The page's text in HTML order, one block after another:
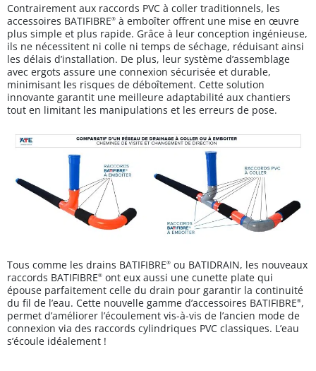
Contrairement aux raccords PVC à coller traditionnels, les
accessoires BATIFIBRE® à emboîter offrent une mise en œuvre
plus simple et plus rapide. Grâce à leur conception ingénieuse,
ils ne nécessitent ni colle ni temps de séchage, réduisant ainsi
les délais d’installation. De plus, leur système d’assemblage
avec ergots assure une connexion sécurisée et durable,
minimisant les risques de déboîtement. Cette solution
innovante garantit une meilleure adaptabilité aux chantiers
tout en limitant les manipulations et les erreurs de pose.
Tous comme les drains BATIFIBRE® ou BATIDRAIN, les nouveaux
raccords BATIFIBRE® ont eux aussi une cunette plate qui
épouse parfaitement celle du drain pour garantir la continuité
du fil de l’eau. Cette nouvelle gamme d’accessoires BATIFIBRE®,
permet d’améliorer l’écoulement vis-à-vis de l’ancien mode de
connexion via des raccords cylindriques PVC classiques. L’eau
s’écoule idéalement !